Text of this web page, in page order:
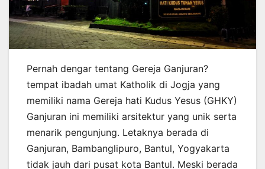
Pernah dengar tentang Gereja Ganjuran?
tempat ibadah umat Katholik di Jogja yang
memiliki nama Gereja hati Kudus Yesus (GHKY)
Ganjuran ini memiliki arsitektur yang unik serta
menarik pengunjung. Letaknya berada di
Ganjuran, Bambanglipuro, Bantul, Yogyakarta
tidak jauh dari pusat kota Bantul. Meski berada